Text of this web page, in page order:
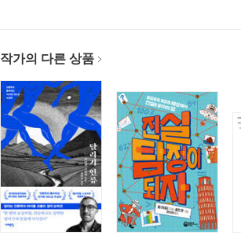
작가의 다른 상품